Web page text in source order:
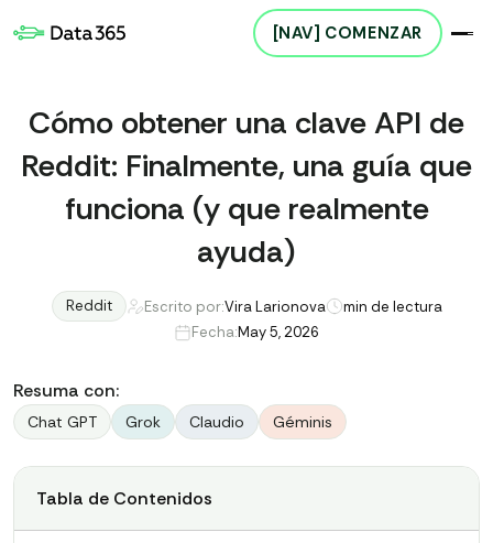
[NAV] COMENZAR
Cómo obtener una clave API de
Reddit: Finalmente, una guía que
funciona (y que realmente
ayuda)
Reddit Escrito por:Vira Larionova
min de lectura
Fecha:May 5, 2026
Resuma con:
Chat GPT Grok Claudio Géminis
Tabla de Contenidos